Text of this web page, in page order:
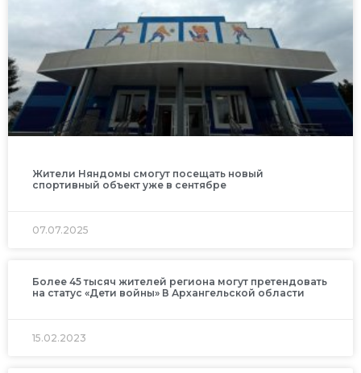
Жители Няндомы смогут посещать новый
спортивный объект уже в сентябре
07.07.2025
Более 45 тысяч жителей региона могут претендовать
на статус «Дети войны» В Архангельской области
15.02.2023